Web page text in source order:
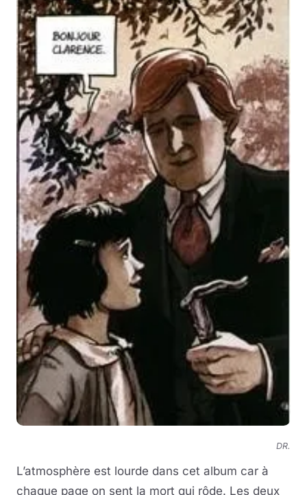
DR.
L’atmosphère est lourde dans cet album car à
chaque page on sent la mort qui rôde. Les deux